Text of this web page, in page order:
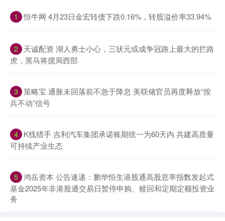
1 恒牛网 4月23日金宏转债下跌0.16%，转股溢价率33.94%
2
天诚配资 湖人勇士小心，三状元或成争冠路上最大的拦路
虎，黑马将搅局西部
3 策略宝 通胀未回落前不急于降息 美联储官员再度释放“按
兵不动”信号
4 K线猎手 吉利汽车集团承诺账期统一为60天内 共建高质量
可持续产业生态
5 鸿岳资本 公告速递：鹏华恒生港股通高股息率指数发起式
基金2025年非港股通交易日暂停申购、赎回和定期定额投资业
务